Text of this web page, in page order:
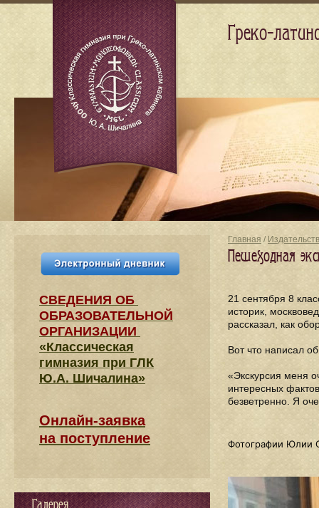
Главная /
Пешеходная
21 сентября 8
историк,
рассказал, как
Вот что написал
«Экскурсия меня
интересных
безветренно. Я
Фотографии Юлии
СВЕДЕНИЯ​ ОБ
ОБРАЗОВАТЕЛЬНОЙ
ОРГАНИЗАЦИИ
«Классическая
гимназия при ГЛК
Ю.А. Шичалина»
Онлайн-заявка
на поступление
Греко-